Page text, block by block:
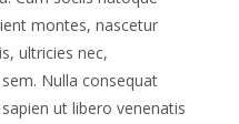
montes, nascetur
ultricies nec,
Nulla consequat
ut libero venenatis